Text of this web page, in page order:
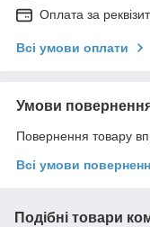
Оплата за
Всі умови оплати
Умови
Повернення товару
Всі умови
Подібні товари